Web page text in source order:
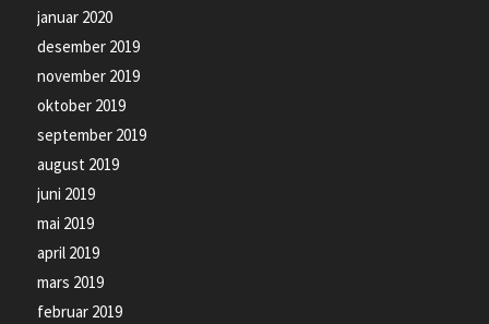
januar 2020
desember 2019
november 2019
oktober 2019
september 2019
august 2019
juni 2019
mai 2019
april 2019
mars 2019
februar 2019